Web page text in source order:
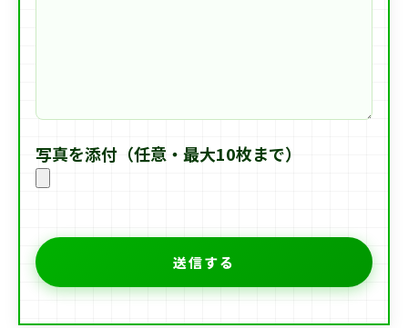
写真を添付（任意・最大10枚まで）